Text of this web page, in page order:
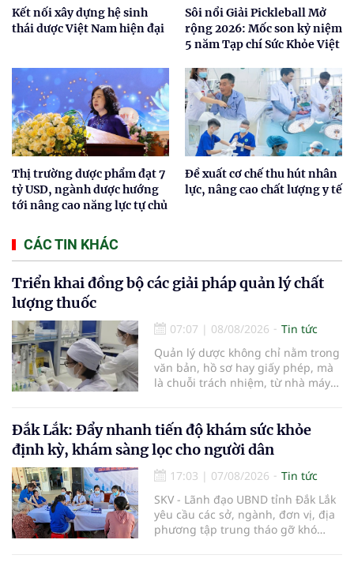
Kết nối xây dựng hệ sinh
thái dược Việt Nam hiện đại
Sôi nổi Giải Pickleball Mở
rộng 2026: Mốc son kỷ niệm
5 năm Tạp chí Sức Khỏe Việt
Thị trường dược phẩm đạt 7
tỷ USD, ngành dược hướng
tới nâng cao năng lực tự chủ
Đề xuất cơ chế thu hút nhân
lực, nâng cao chất lượng y tế
CÁC TIN KHÁC
Triển khai đồng bộ các giải pháp quản lý chất
lượng thuốc
07:07 | 08/08/2026
Tin tức
Quản lý dược không chỉ nằm trong
văn bản, hồ sơ hay giấy phép, mà
là chuỗi trách nhiệm, từ nhà máy
bệnh... Ngành y tế từng bước tiêu
chuẩn hóa, quy chuẩn hóa và hội
nhập quốc tế nhằm giúp cho
người dân tiếp cận thuốc an toàn,
chất lượng, hiệu quả và giá hợp lý.
Đắk Lắk: Đẩy nhanh tiến độ khám sức khỏe
định kỳ, khám sàng lọc cho người dân
17:03 | 07/08/2026
Tin tức
SKV - Lãnh đạo UBND tỉnh Đắk Lắk
yêu cầu các sở, ngành, đơn vị, địa
phương tập trung tháo gỡ khó